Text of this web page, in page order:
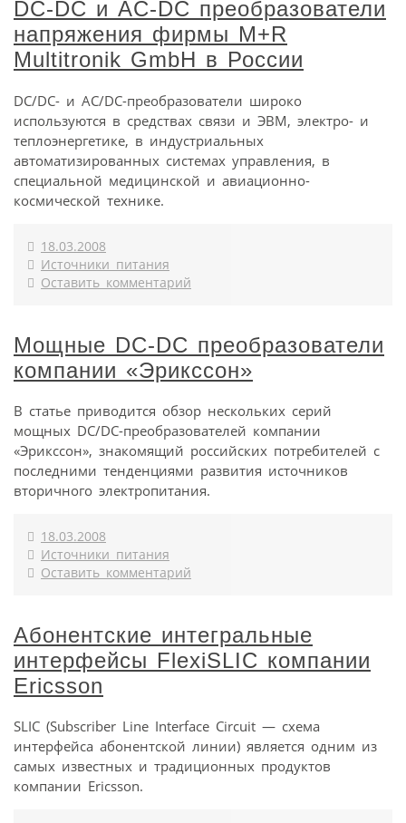
DC-DC и AC-DC преобразователи
напряжения фирмы M+R
Multitronik GmbH в России
DC/DC- и AC/DC-преобразователи широко
используются в средствах связи и ЭВМ, электро- и
теплоэнергетике, в индустриальных
автоматизированных системах управления, в
специальной медицинской и авиационно-
космической технике.
18.03.2008
Источники питания
Оставить комментарий
Мощные DC-DC преобразователи
компании «Эрикссон»
В статье приводится обзор нескольких серий
мощных DC/DC-преобразователей компании
«Эрикссон», знакомящий российских потребителей с
последними тенденциями развития источников
вторичного электропитания.
18.03.2008
Источники питания
Оставить комментарий
Абонентские интегральные
интерфейсы FlexiSLIC компании
Ericsson
SLIC (Subscriber Line Interface Circuit — схема
интерфейса абонентской линии) является одним из
самых известных и традиционных продуктов
компании Ericsson.